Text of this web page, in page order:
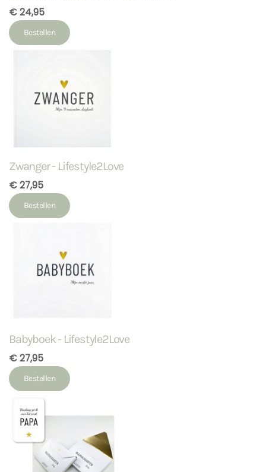
€ 24,95
Bestellen
Zwanger - Lifestyle2Love
€ 27,95
Bestellen
Babyboek - Lifestyle2Love
€ 27,95
Bestellen